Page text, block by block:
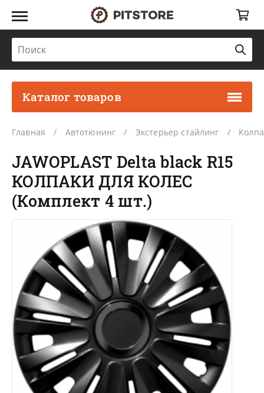
Каталог товаров
Главная Автотюнинг Экстерьер стайлинг
JAWOPLAST Delta black R15
КОЛПАКИ ДЛЯ КОЛЕС
(Комплект 4 шт.)